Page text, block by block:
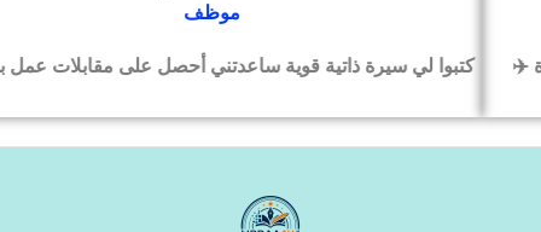
موظف
كتبوا لي سيرة ذاتية قوية ساعدتني أحصل على مقابلات عمل بسرعة